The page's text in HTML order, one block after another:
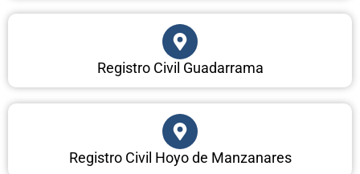
Registro Civil Guadarrama
Registro Civil Hoyo de Manzanares